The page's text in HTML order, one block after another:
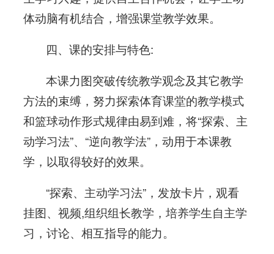
体动脑有机结合，增强课堂教学效果。
四、课的安排与特色:
本课力图突破传统教学观念及其它教学
方法的束缚，努力探索体育课堂的教学模式
和篮球动作形式规律由易到难，将“探索、主
动学习法”、“逆向教学法”，动用于本课教
学，以取得较好的效果。
“探索、主动学习法”，发放卡片，观看
挂图、视频,组织组长教学，培养学生自主学
习，讨论、相互指导的能力。